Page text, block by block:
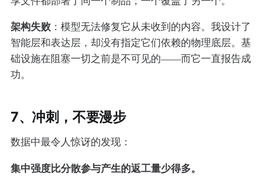
架构失败：模型无法修复它从未收到的内容。我设计了
智能层和表达层，却没有指定它们依赖的物理底层。基
础设施在阻塞一切之前是不可见的——而它一直报告成
功。
7、冲刺，不要漫步
数据中最令人惊讶的发现：
集中强度比分散参与产生的返工量少得多。